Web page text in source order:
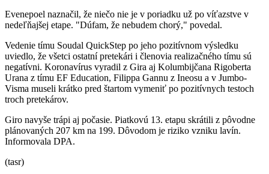
Evenepoel naznačil, že niečo nie je v poriadku už po víťazstve v
nedeľňajšej etape. "Dúfam, že nebudem chorý," povedal.
Vedenie tímu Soudal QuickStep po jeho pozitívnom výsledku
uviedlo, že všetci ostatní pretekári i členovia realizačného tímu sú
negatívni. Koronavírus vyradil z Gira aj Kolumbijčana Rigoberta
Urana z tímu EF Education, Filippa Gannu z Ineosu a v Jumbo-
Visma museli krátko pred štartom vymeniť po pozitívnych testoch
troch pretekárov.
Giro navyše trápi aj počasie. Piatkovú 13. etapu skrátili z pôvodne
plánovaných 207 km na 199. Dôvodom je riziko vzniku lavín.
Informovala DPA.
(tasr)